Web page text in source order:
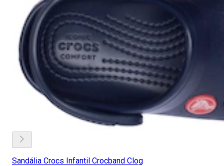
Sandália Crocs Infantil Crocband Clog